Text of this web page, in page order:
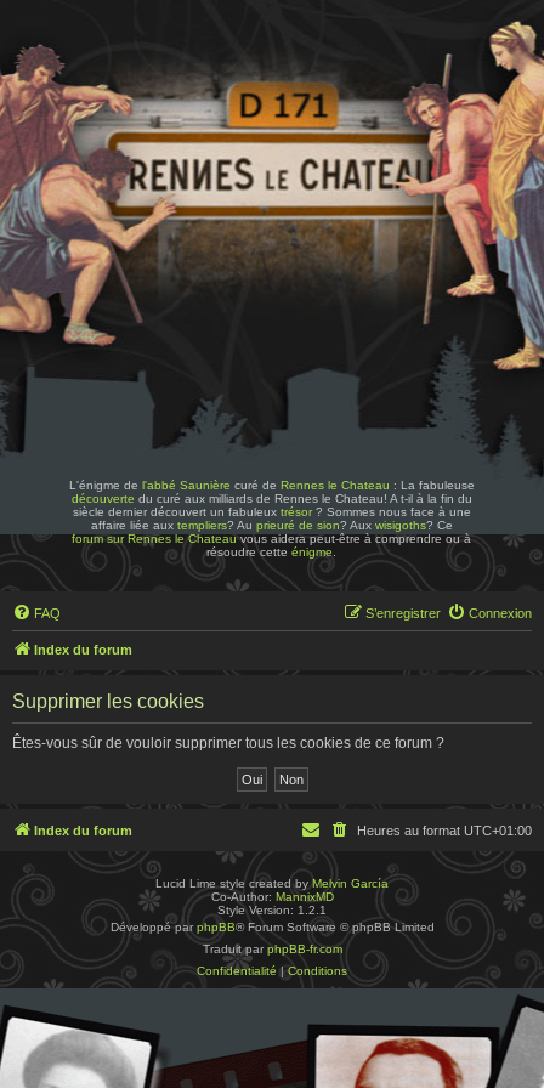
L'énigme de l'abbé Saunière curé de Rennes le Chateau : La fabuleuse
découverte du curé aux milliards de Rennes le Chateau! A t-il à la fin du
siècle dernier découvert un fabuleux trésor? Sommes nous face à une
affaire liée aux templiers? Au prieuré de sion? Aux wisigoths? Ce
forum sur Rennes le Chateauvous aidera peut-être à comprendre ou à
résoudre cetteénigme
FAQ Connexion
S’enregistrer
Index du forum
Supprimer les cookies
Êtes-vous sûr de vouloir supprimer tous les cookies de ce forum ?
Index du forum Heures au format UTC+01:00
Lucid Lime style created byMelvin García
Co-Author: MannixMD
Style Version: 1.2.1
Développé par phpBB® Forum Software © phpBB Limited
Traduit par phpBB-fr.com
Confidentialité | Conditions